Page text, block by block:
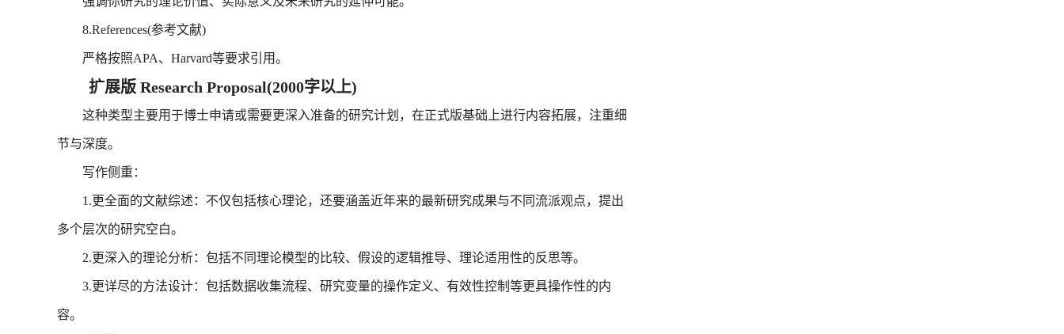
8.References(参考文献)
严格按照APA、Harvard等要求引用。
扩展版 Research Proposal(2000字以上)
这种类型主要用于博士申请或需要更深入准备的研究计划，在正式版基础上进行内容拓展，注重细
节与深度。
写作侧重：
1.更全面的文献综述：不仅包括核心理论，还要涵盖近年来的最新研究成果与不同流派观点，提出
多个层次的研究空白。
2.更深入的理论分析：包括不同理论模型的比较、假设的逻辑推导、理论适用性的反思等。
3.更详尽的方法设计：包括数据收集流程、研究变量的操作定义、有效性控制等更具操作性的内
容。